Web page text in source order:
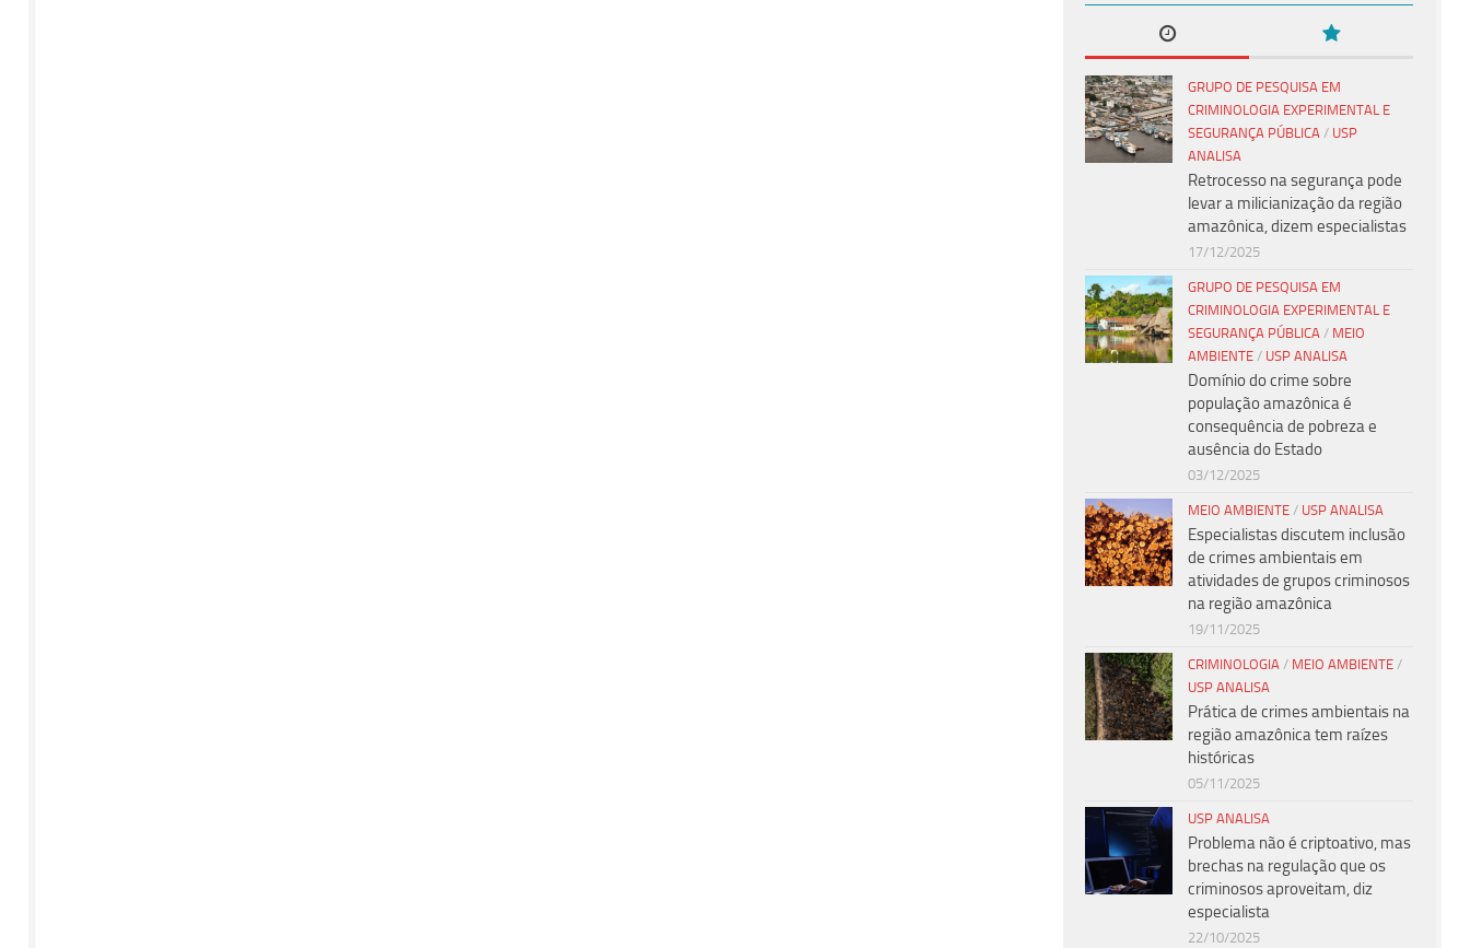
GRUPO DE PESQUISA EM
CRIMINOLOGIA EXPERIMENTAL E
SEGURANÇA PÚBLICA / USP
ANALISA
Retrocesso na segurança pode
levar a milicianização da região
amazônica, dizem especialistas
17/12/2025
GRUPO DE PESQUISA EM
CRIMINOLOGIA EXPERIMENTAL E
SEGURANÇA PÚBLICA / MEIO
AMBIENTE / USP ANALISA
Domínio do crime sobre
população amazônica é
consequência de pobreza e
ausência do Estado
03/12/2025
MEIO AMBIENTE / USP ANALISA
Especialistas discutem inclusão
de crimes ambientais em
atividades de grupos criminosos
na região amazônica
19/11/2025
CRIMINOLOGIA / MEIO AMBIENTE /
USP ANALISA
Prática de crimes ambientais na
região amazônica tem raízes
históricas
05/11/2025
USP ANALISA
Problema não é criptoativo, mas
brechas na regulação que os
criminosos aproveitam, diz
especialista
22/10/2025